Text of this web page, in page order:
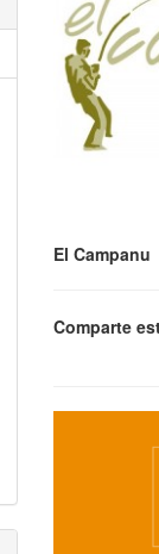
El Campanu
Comparte